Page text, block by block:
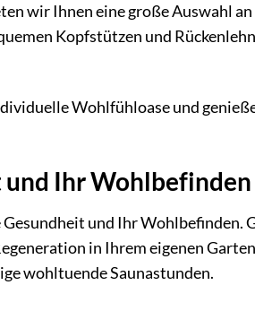
wir Ihnen eine große Auswahl
Kopfstützen und
Wohlfühloase und
und Ihr Wohlbefinden
und Ihr Wohlbefinden.
in Ihrem eigenen
wohltuende Saunastunden.